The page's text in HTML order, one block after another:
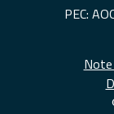
PEC: